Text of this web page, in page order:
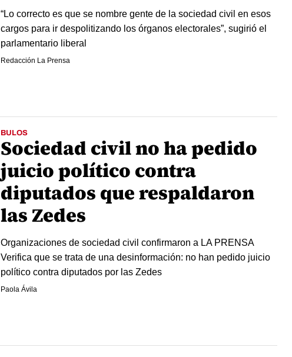
“Lo correcto es que se nombre gente de la sociedad civil en esos
cargos para ir despolitizando los órganos electorales”, sugirió el
parlamentario liberal
Redacción La Prensa
BULOS
Sociedad civil no ha pedido
juicio político contra
diputados que respaldaron
las Zedes
Organizaciones de sociedad civil confirmaron a LA PRENSA
Verifica que se trata de una desinformación: no han pedido juicio
político contra diputados por las Zedes
Paola Ávila